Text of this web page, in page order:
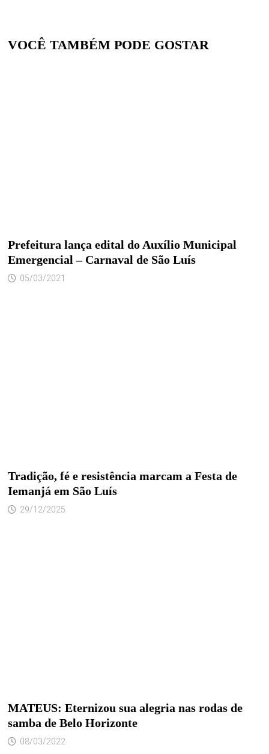
VOCÊ TAMBÉM PODE GOSTAR
Prefeitura lança edital do Auxílio Municipal
Emergencial – Carnaval de São Luís
05/03/2021
Tradição, fé e resistência marcam a Festa de
Iemanjá em São Luís
29/12/2025
MATEUS: Eternizou sua alegria nas rodas de
samba de Belo Horizonte
08/03/2022